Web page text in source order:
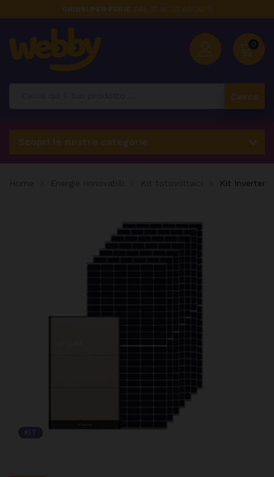
CHIUSI PER FERIE DAL 17 AL 23 AGOSTO
0
Cerca
Scopri le nostre categorie
Kit Inverter
KIT